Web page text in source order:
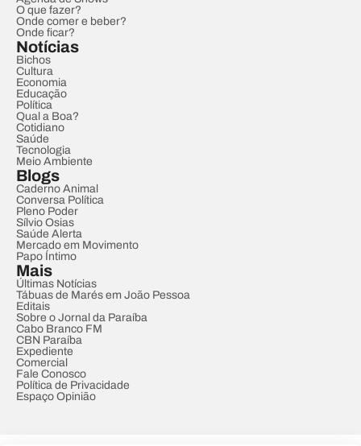
O que fazer?
Onde comer e beber?
Onde ficar?
Notícias
Bichos
Cultura
Economia
Educação
Política
Qual a Boa?
Cotidiano
Saúde
Tecnologia
Meio Ambiente
Blogs
Caderno Animal
Conversa Política
Pleno Poder
Sílvio Osias
Saúde Alerta
Mercado em Movimento
Papo Íntimo
Mais
Últimas Notícias
Tábuas de Marés em João Pessoa
Editais
Sobre o Jornal da Paraíba
Cabo Branco FM
CBN Paraíba
Expediente
Comercial
Fale Conosco
Política de Privacidade
Espaço Opinião